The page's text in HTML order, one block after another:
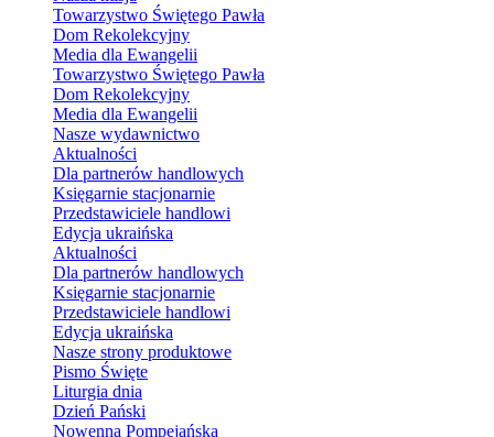
Towarzystwo Świętego Pawła
Dom Rekolekcyjny
Media dla Ewangelii
Towarzystwo Świętego Pawła
Dom Rekolekcyjny
Media dla Ewangelii
Nasze wydawnictwo
Aktualności
Dla partnerów handlowych
Księgarnie stacjonarnie
Przedstawiciele handlowi
Edycja ukraińska
Aktualności
Dla partnerów handlowych
Księgarnie stacjonarnie
Przedstawiciele handlowi
Edycja ukraińska
Nasze strony produktowe
Pismo Święte
Liturgia dnia
Dzień Pański
Nowenna Pompejańska